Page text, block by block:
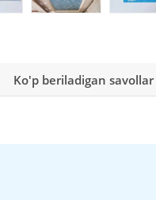
Ko'p beriladigan savollar